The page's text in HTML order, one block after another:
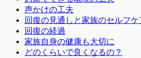
声かけの工夫
回復の見通しと家族のセルフケ
回復の経過
家族自身の健康も大切に
どのくらいで良くなるの？